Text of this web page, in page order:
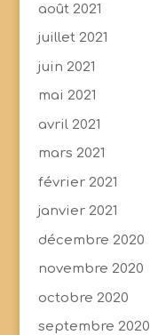
août 2021
juillet 2021
juin 2021
mai 2021
avril 2021
mars 2021
février 2021
janvier 2021
décembre 2020
novembre 2020
octobre 2020
septembre 2020